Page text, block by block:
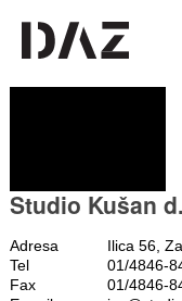
Studio Kušan
Adresa
Ilica 56,
Tel
01/4846-
Fax
01/4846-